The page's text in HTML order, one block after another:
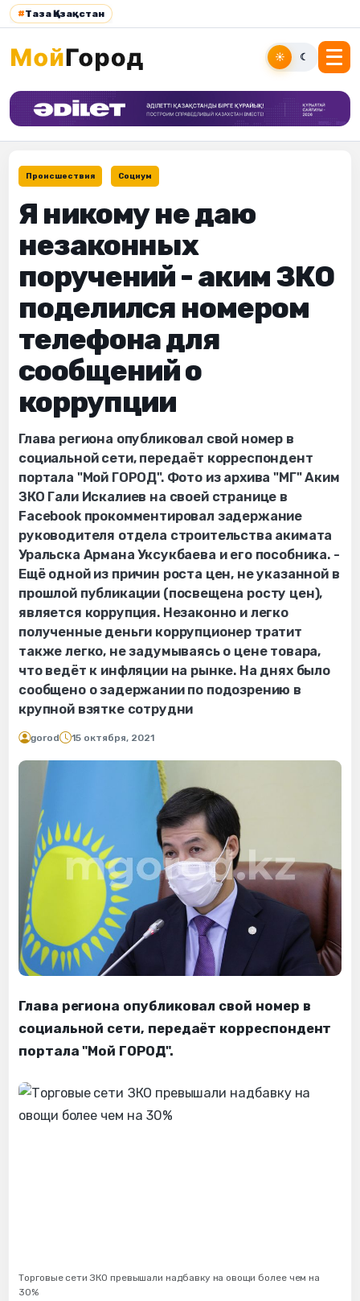
#Таза Қазақстан
☀ ☾
Происшествия Социум
Я никому не даю
незаконных
поручений - аким ЗКО
поделился номером
телефона для
сообщений о
коррупции
Глава региона опубликовал свой номер в
социальной сети, передаёт корреспондент
портала "Мой ГОРОД". Фото из архива "МГ" Аким
ЗКО Гали Искалиев на своей странице в
Facebook прокомментировал задержание
руководителя отдела строительства акимата
Уральска Армана Уксукбаева и его пособника. -
Ещё одной из причин роста цен, не указанной в
прошлой публикации (посвещена росту цен),
является коррупция. Незаконно и легко
полученные деньги коррупционер тратит
также легко, не задумываясь о цене товара,
что ведёт к инфляции на рынке. На днях было
сообщено о задержании по подозрению в
крупной взятке сотрудни
gorod 15 октября, 2021
Глава региона опубликовал свой номер в
социальной сети, передаёт корреспондент
портала "Мой ГОРОД".
Торговые сети ЗКО превышали надбавку на овощи более чем на
30%